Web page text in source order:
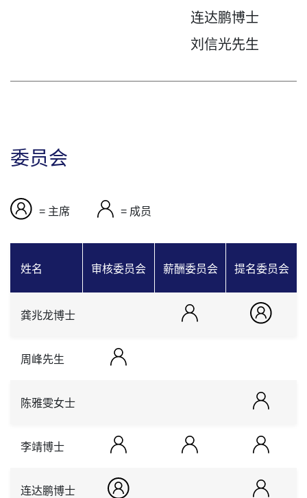
连达鹏博士
刘信光先生
委员会
= 主席 = 成员
姓名 审核委员会 薪酬委员会 提名委员会
龚兆龙博士
周峰先生
陈雅雯女士
李靖博士
连达鹏博士